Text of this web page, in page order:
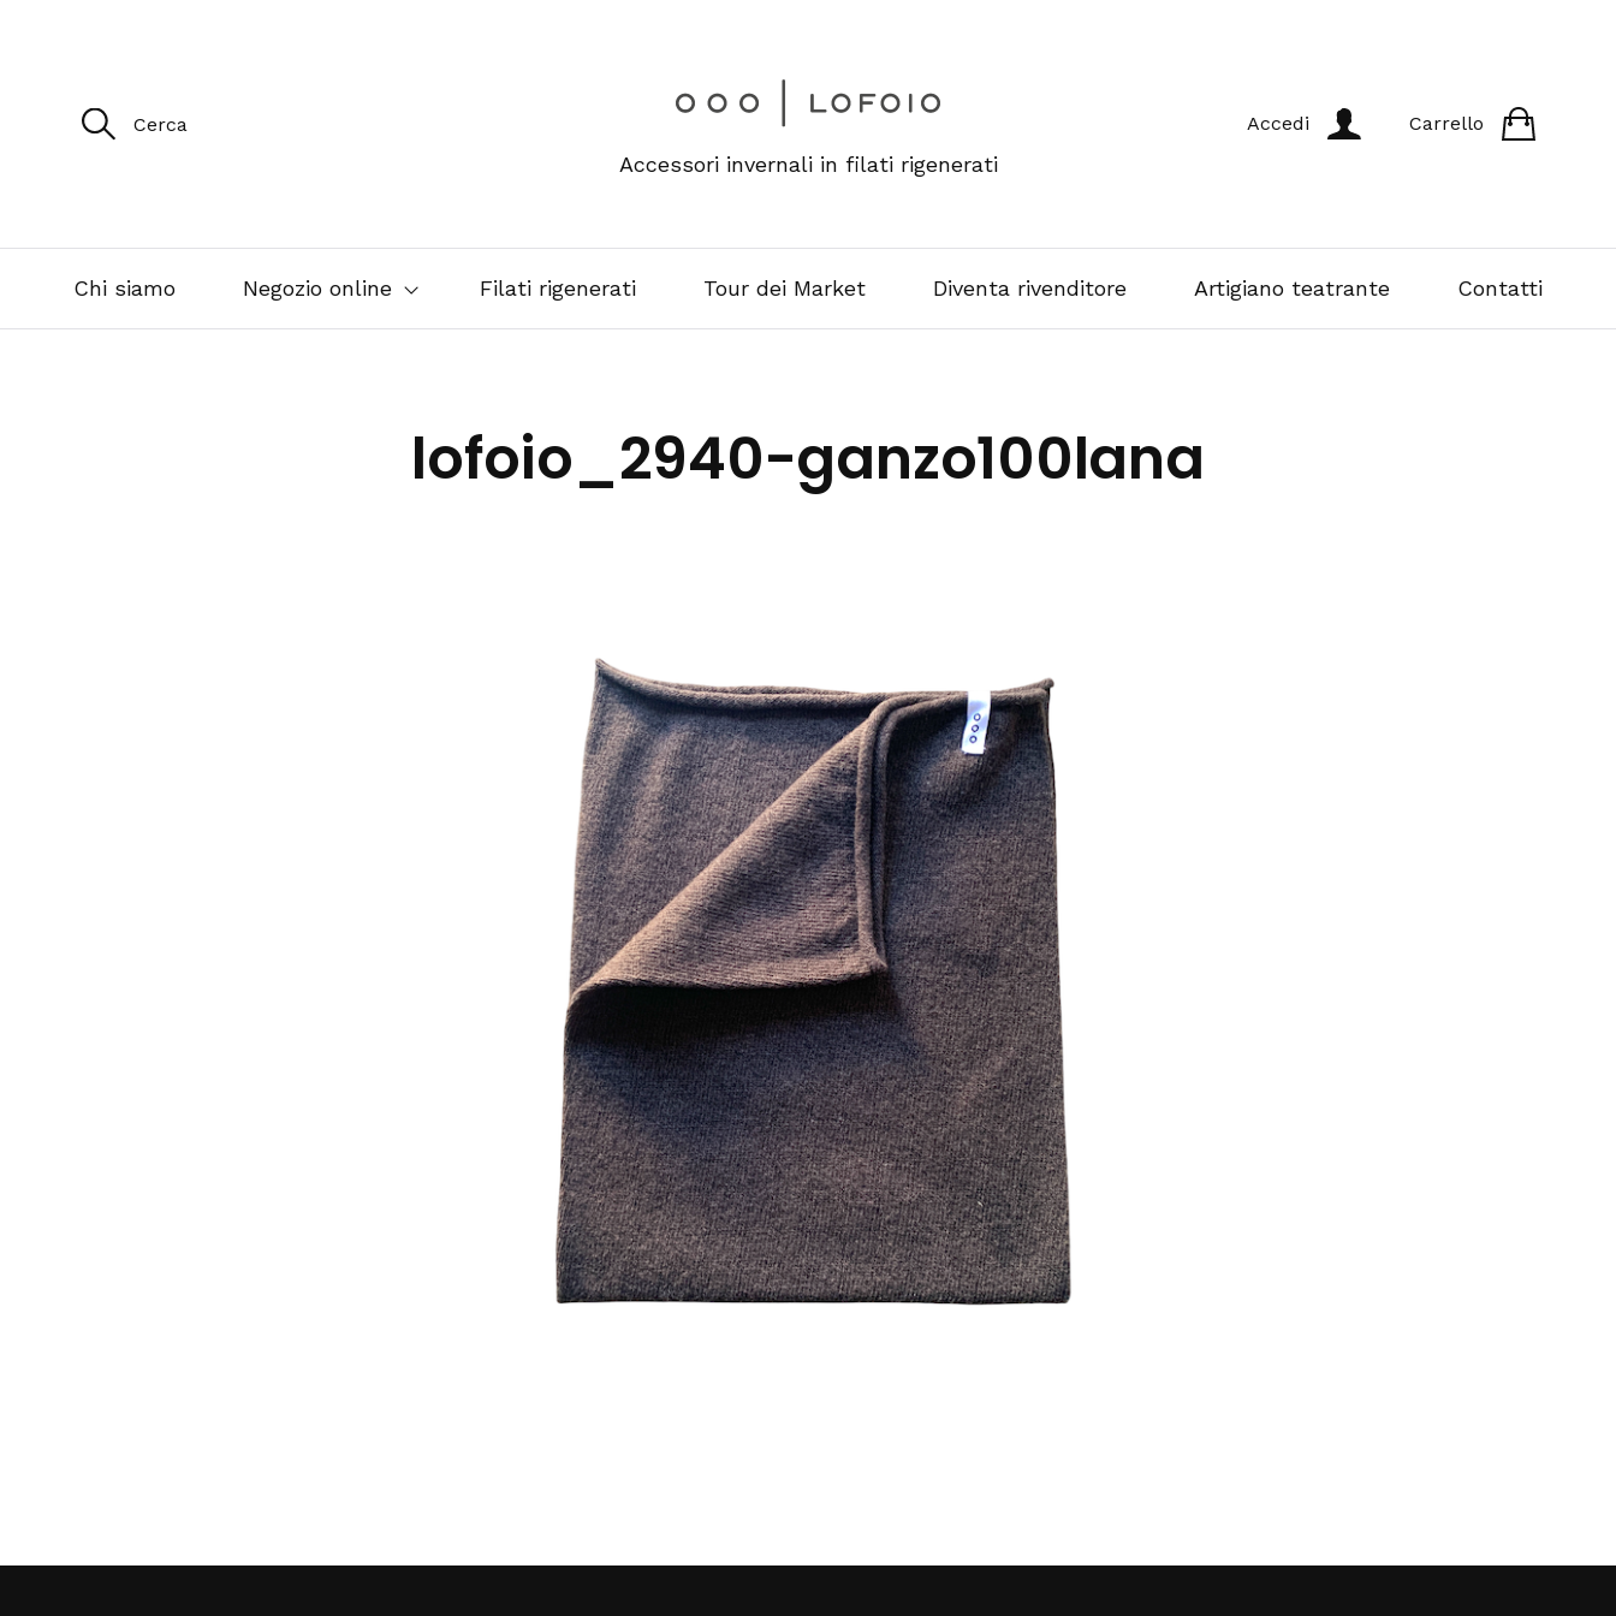
R
i
e
r
:
Accessori invernali in filati rigenerati
Accedi Carrello
Chi siamo Negozio online Filati rigenerati Tour dei Market Diventa rivenditore Artigiano teatrante Contatti
lofoio_2940-ganzo100lana